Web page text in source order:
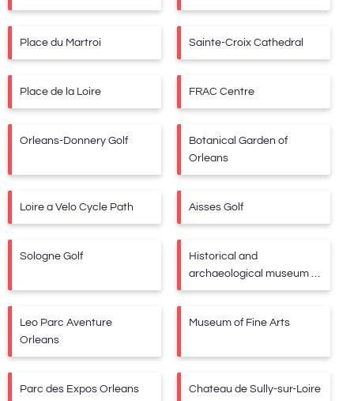
Place du Martroi Sainte-Croix Cathedral
Place de la Loire FRAC Centre
Orleans-Donnery Golf
Botanical Garden of
Orleans
Loire a Velo Cycle Path Aisses Golf
Sologne Golf
Historical and
archaeological museum of
Orleans
Leo Parc Aventure
Orleans
Museum of Fine Arts
Parc des Expos Orleans Chateau de Sully-sur-Loire